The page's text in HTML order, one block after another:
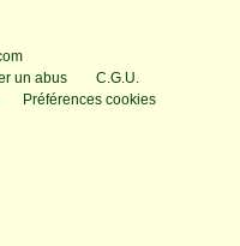
un abus
C.G.U.
Préférences cookies